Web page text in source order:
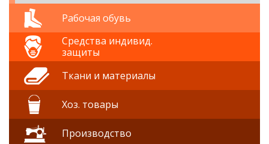
Рабочая обувь
Средства индивид.
защиты
Ткани и материалы
Хоз. товары
Производство